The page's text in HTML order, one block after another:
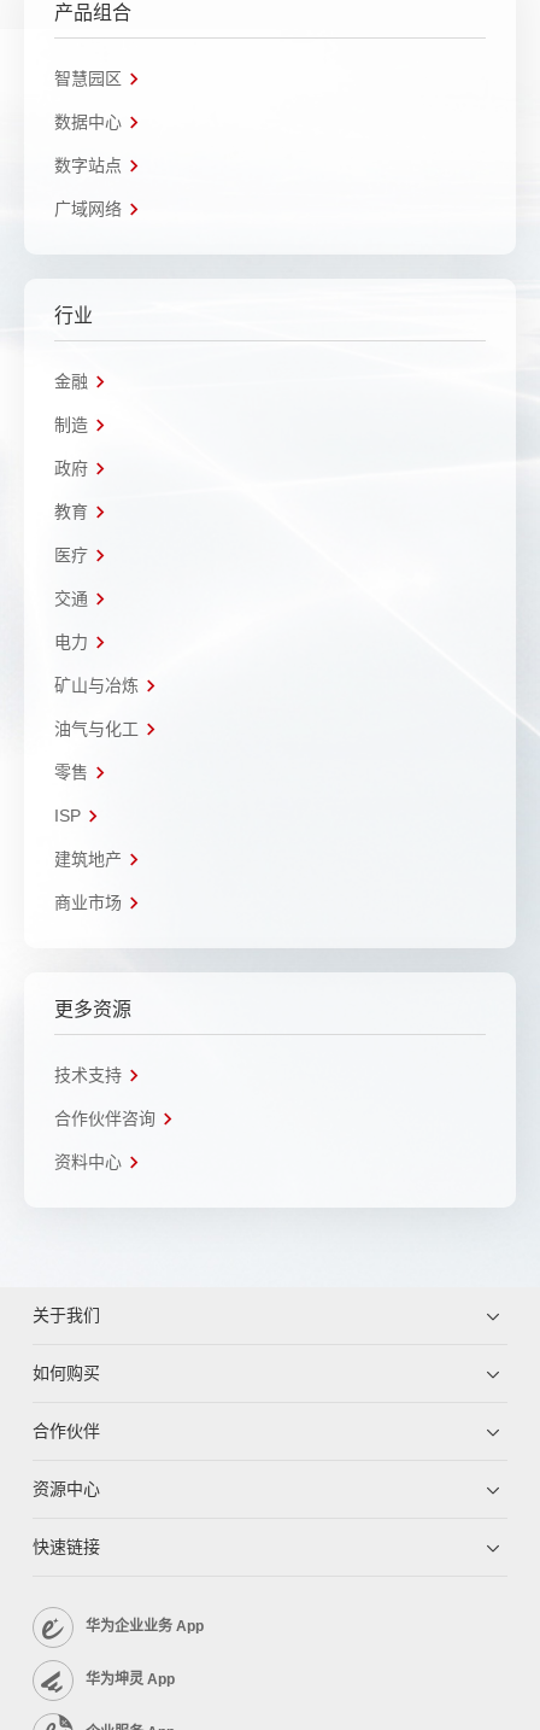
产品组合
智慧园区
数据中心
数字站点
广域网络
行业
金融
制造
政府
教育
医疗
交通
电力
矿山与冶炼
油气与化工
零售
ISP
建筑地产
商业市场
更多资源
技术支持
合作伙伴咨询
资料中心
关于我们
如何购买
合作伙伴
资源中心
快速链接
华为企业业务 App
华为坤灵 App